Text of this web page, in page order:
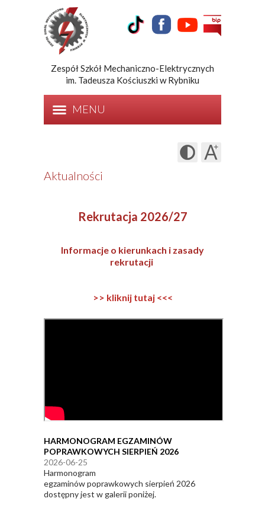
Zespół Szkół Mechaniczno-Elektrycznych
im. Tadeusza Kościuszki w Rybniku
MENU
Aktualności
Rekrutacja 2026/27
Informacje o kierunkach i zasady
rekrutacji
>> kliknij tutaj <<<
HARMONOGRAM EGZAMINÓW
POPRAWKOWYCH SIERPIEŃ 2026
2026-06-25
Harmonogram
egzaminów poprawkowych sierpień 2026
dostępny jest w galerii poniżej.